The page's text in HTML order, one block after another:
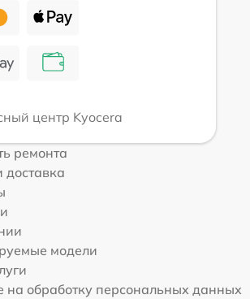
центр Kyocera
ремонта
доставка
модели
на обработку персональных данных